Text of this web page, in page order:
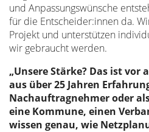
und Anpassungswünsche
für die Entscheider:innen da.
Projekt und unterstützen
wir gebraucht werden.
„Unsere Stärke? Das ist vor
aus über 25 Jahren
Nachauftragnehmer oder
eine Kommune, einen
wissen genau, wie